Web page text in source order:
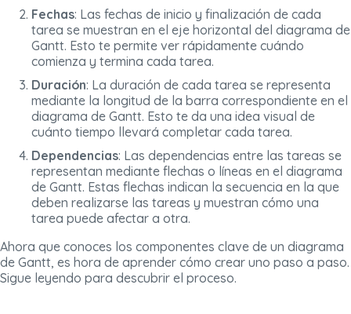
Fechas: Las fechas de inicio y finalización de cada
tarea se muestran en el eje horizontal del diagrama de
Gantt. Esto te permite ver rápidamente cuándo
comienza y termina cada tarea.
Duración: La duración de cada tarea se representa
mediante la longitud de la barra correspondiente en el
diagrama de Gantt. Esto te da una idea visual de
cuánto tiempo llevará completar cada tarea.
Dependencias: Las dependencias entre las tareas se
representan mediante flechas o líneas en el diagrama
de Gantt. Estas flechas indican la secuencia en la que
deben realizarse las tareas y muestran cómo una
tarea puede afectar a otra.
Ahora que conoces los componentes clave de un diagrama
de Gantt, es hora de aprender cómo crear uno paso a paso.
Sigue leyendo para descubrir el proceso.